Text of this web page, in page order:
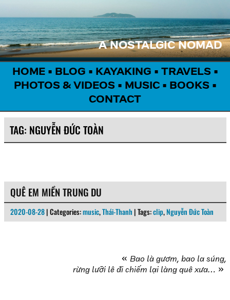
A NOSTALGIC NOMAD
HOME• BLOG • KAYAKING • TRAVELS •
PHOTOS & VIDEOS • MUSIC• BOOKS •
CONTACT
TAG: NGUYỄN ĐỨC TOÀN
QUÊ EM MIỀN TRUNG DU
2020-08-28 | Categories:music,Thái-Thanh | Tags:clip,Nguyễn Đức Toàn
Bao là gươm, bao la súng,
rừng lưỡi lê đi chiếm lại làng quê xưa…